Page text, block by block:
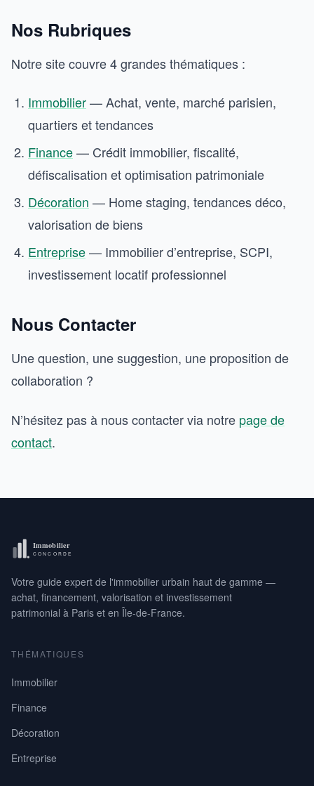
Nos Rubriques
Notre site couvre 4 grandes thématiques :
Immobilier— Achat, vente, marché parisien,
quartiers et tendances
Finance— Crédit immobilier, fiscalité,
défiscalisation et optimisation patrimoniale
Décoration — Home staging, tendances déco,
valorisation de biens
Entreprise— Immobilier d’entreprise, SCPI,
investissement locatif professionnel
Nous Contacter
Une question, une suggestion, une proposition de
collaboration ?
N’hésitez pas à nous contacter via notre page de
contact.
Votre guide expert de l'immobilier urbain haut de gamme —
achat, financement, valorisation et investissement
patrimonial à Paris et en Île-de-France.
THÉMATIQUES
Immobilier
Finance
Décoration
Entreprise